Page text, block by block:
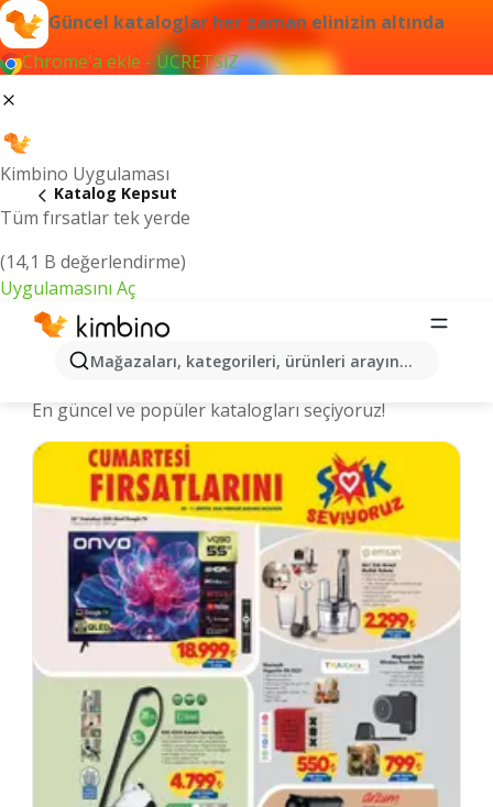
Güncel kataloglar her zaman elinizin altında
Chrome'a ekle - ÜCRETSİZ
Kimbino Uygulaması
Tüm fırsatlar tek yerde
(14,1 B değerlendirme)
Uygulamasını Aç
Mağazaları, kategorileri, ürünleri arayın...
Katalog Kepsut
Kepsut şehrinde kataloglar ve
En güncel ve popüler katalogları seçiyoruz!